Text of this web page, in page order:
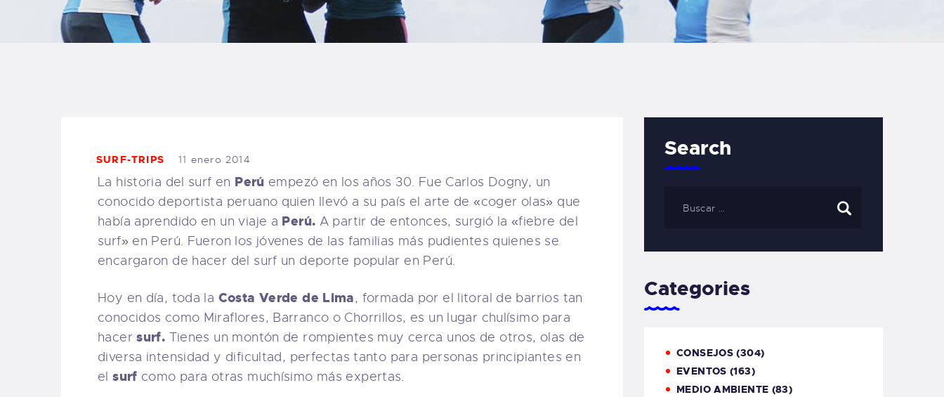
BLOG
TIENDA FAMILY
SURFERS
WEBCAM SALINAS
PEDIDOS
SURF-TRIPS 11 enero 2014
La historia del surf en Perú empezó en los años 30. Fue Carlos Dogny, un
conocido deportista peruano quien llevó a su país el arte de «coger olas» que
había aprendido en un viaje a Perú. A partir de entonces, surgió la «fiebre del
surf» en Perú. Fueron los jóvenes de las familias más pudientes quienes se
encargaron de hacer del surf un deporte popular en Perú.
Hoy en día, toda la Costa Verde de Lima, formada por el litoral de barrios tan
conocidos como Miraflores, Barranco o Chorrillos, es un lugar chulísimo para
hacersurf. Tienes un montón de rompientes muy cerca unos de otros, olas de
diversa intensidad y dificultad, perfectas tanto para personas principiantes en
elsurf como para otras muchísimo más expertas.
Search
Categories
CONSEJOS (304)
EVENTOS (163)
MEDIO AMBIENTE (83)